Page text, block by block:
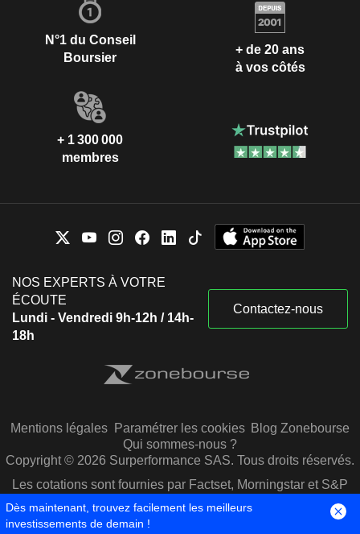
N°1 du Conseil
Boursier
+ de 20 ans
à vos côtés
+ 1 300 000
membres
NOS EXPERTS À VOTRE
ÉCOUTE
Lundi - Vendredi 9h-12h / 14h-
18h
Contactez-nous
Mentions légales Paramétrer les cookies Blog Zonebourse
Qui sommes-nous ?
Copyright © 2026 Surperformance SAS. Tous droits réservés.
Les cotations sont fournies par Factset, Morningstar et S&P
Capital IQ
Dès maintenant, trouvez facilement les meilleurs
investissements de demain !